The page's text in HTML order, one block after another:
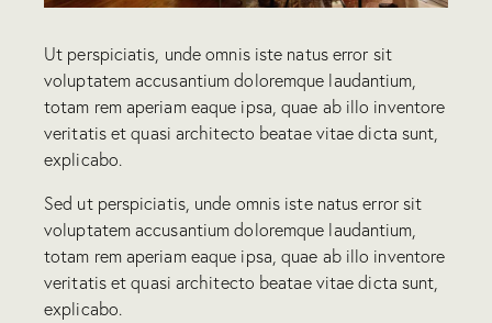
Ut perspiciatis, unde omnis iste natus error sit
voluptatem accusantium doloremque laudantium,
totam rem aperiam eaque ipsa, quae ab illo inventore
veritatis et quasi architecto beatae vitae dicta sunt,
explicabo.
Sed ut perspiciatis, unde omnis iste natus error sit
voluptatem accusantium doloremque laudantium,
totam rem aperiam eaque ipsa, quae ab illo inventore
veritatis et quasi architecto beatae vitae dicta sunt,
explicabo.